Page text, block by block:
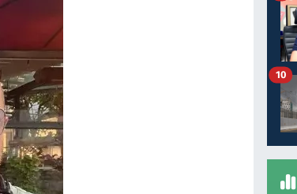
10